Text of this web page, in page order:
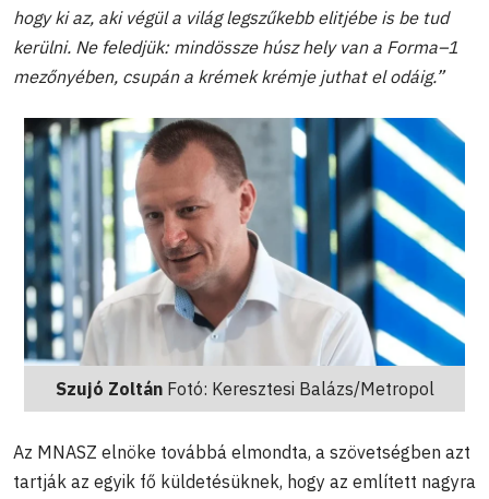
hogy ki az, aki végül a világ legszűkebb elitjébe is be tud
kerülni. Ne feledjük: mindössze húsz hely van a Forma–1
mezőnyében, csupán a krémek krémje juthat el odáig.”
Szujó ZoltánFotó: Keresztesi Balázs/Metropol
Az MNASZ elnöke továbbá elmondta, a szövetségben azt
tartják az egyik fő küldetésüknek, hogy az említett nagyra